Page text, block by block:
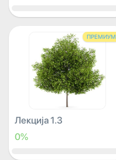
ПРЕМИУМ
Лекција 1.3
0%